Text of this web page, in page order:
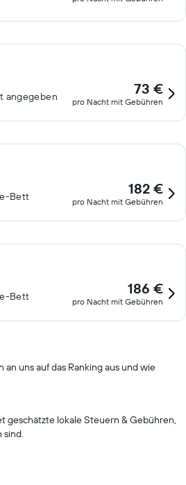
angegeben 73 €
pro Nacht mit Gebühren
Bett 182 €
pro Nacht mit Gebühren
Bett 186 €
pro Nacht mit Gebühren
uns auf das Ranking aus und wie
geschätzte lokale Steuern & Gebühren,
sind.